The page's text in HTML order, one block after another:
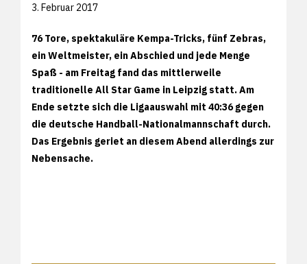
3. Februar 2017
76 Tore, spektakuläre Kempa-Tricks, fünf Zebras,
ein Weltmeister, ein Abschied und jede Menge
Spaß - am Freitag fand das mittlerweile
traditionelle All Star Game in Leipzig statt. Am
Ende setzte sich die Ligaauswahl mit 40:36 gegen
die deutsche Handball-Nationalmannschaft durch.
Das Ergebnis geriet an diesem Abend allerdings zur
Nebensache.